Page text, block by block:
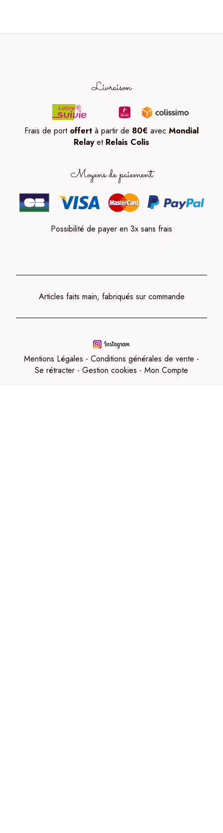
Livraison
Frais de port offert à partir de 80€ avec Mondial
Relayet Relais Colis
Moyens de paiement
Possibilité de payer en 3x sans frais
Articles faits main, fabriqués sur commande
Mentions Légales
Conditions générales de vente
Se rétracter
Gestion cookies Mon Compte